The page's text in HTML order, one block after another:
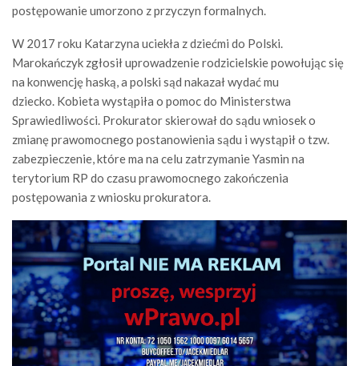
postępowanie umorzono z przyczyn formalnych.
W 2017 roku Katarzyna uciekła z dziećmi do Polski.
Marokańczyk zgłosił uprowadzenie rodzicielskie powołując się
na konwencję haską, a polski sąd nakazał wydać mu
dziecko. Kobieta wystąpiła o pomoc do Ministerstwa
Sprawiedliwości. Prokurator skierował do sądu wniosek o
zmianę prawomocnego postanowienia sądu i wystąpił o tzw.
zabezpieczenie, które ma na celu zatrzymanie Yasmin na
terytorium RP do czasu prawomocnego zakończenia
postępowania z wniosku prokuratora.